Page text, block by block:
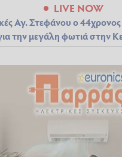
LIVE NOW
Αγ. Στεφάνου ο
την μεγάλη φωτιά στην